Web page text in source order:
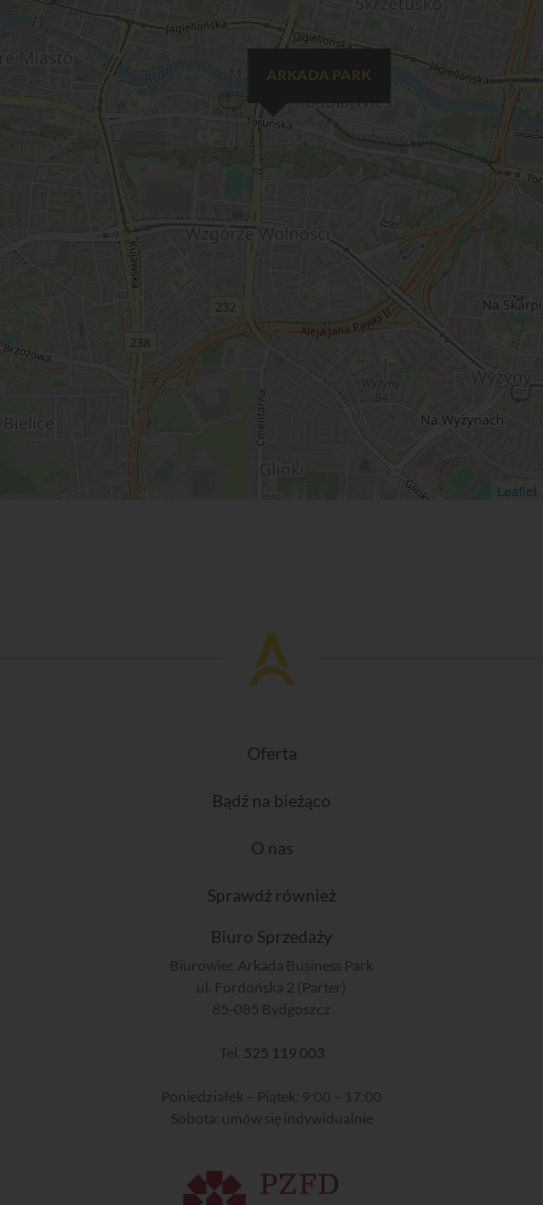
Leaflet
Oferta
Bądź na bieżąco
O nas
Sprawdź również
Biuro Sprzedaży
Biurowiec Arkada Business Park
ul. Fordońska 2 (Parter)
85-085 Bydgoszcz
Tel. 525 119 003
Poniedziałek – Piątek: 9:00 – 17:00
Sobota: umów się indywidualnie